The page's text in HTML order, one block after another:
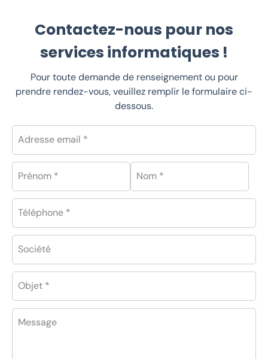
Contactez-nous pour nos
services informatiques !
Pour toute demande de renseignement ou pour
prendre rendez-vous, veuillez remplir le formulaire ci-
dessous.
Adresse email *
Prénom * Nom *
Téléphone *
Société
Objet *
Message